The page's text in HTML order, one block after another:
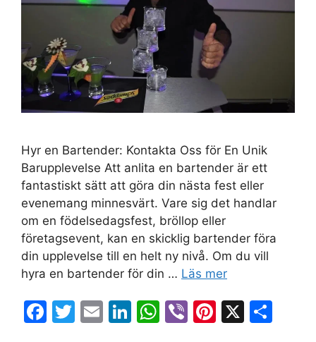
Hyr en Bartender: Kontakta Oss för En Unik
Barupplevelse Att anlita en bartender är ett
fantastiskt sätt att göra din nästa fest eller
evenemang minnesvärt. Vare sig det handlar
om en födelsedagsfest, bröllop eller
företagsevent, kan en skicklig bartender föra
din upplevelse till en helt ny nivå. Om du vill
hyra en bartender för din … Läs mer
F
T
E
Li W Vi Pi X